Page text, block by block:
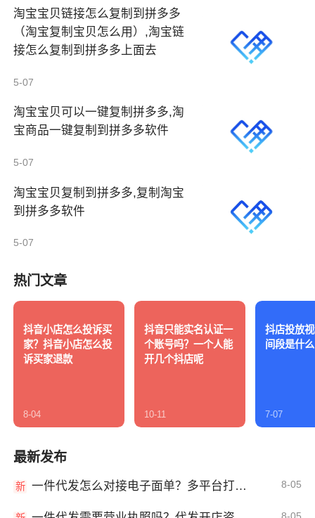
淘宝宝贝链接怎么复制到拼多多
（淘宝复制宝贝怎么用）,淘宝链
接怎么复制到拼多多上面去
5-07
淘宝宝贝可以一键复制拼多多,淘
宝商品一键复制到拼多多软件
5-07
淘宝宝贝复制到拼多多,复制淘宝
到拼多多软件
5-07
热门文章
抖音小店怎么投诉买
家？抖音小店怎么投
诉买家退款
8-04
抖音只能实名认证一
个账号吗？一个人能
开几个抖店呢
10-11
抖店投放
间段是什
7-07
最新发布
新 一件代发怎么对接电子面单？多平台打单发货教程 8-05